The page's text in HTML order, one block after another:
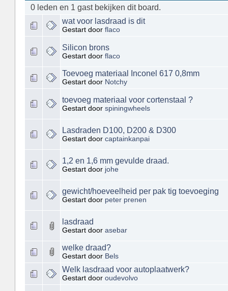
0 leden en 1 gast bekijken dit board.
wat voor lasdraad is dit
Gestart door flaco
Silicon brons
Gestart door flaco
Toevoeg materiaal Inconel 617 0,8mm
Gestart door Notchy
toevoeg materiaal voor cortenstaal ?
Gestart door spiningwheels
Lasdraden D100, D200 & D300
Gestart door captainkanpai
1,2 en 1,6 mm gevulde draad.
Gestart door johe
gewicht/hoeveelheid per pak tig toevoeging
Gestart door peter prenen
lasdraad
Gestart door asebar
welke draad?
Gestart door Bels
Welk lasdraad voor autoplaatwerk?
Gestart door oudevolvo